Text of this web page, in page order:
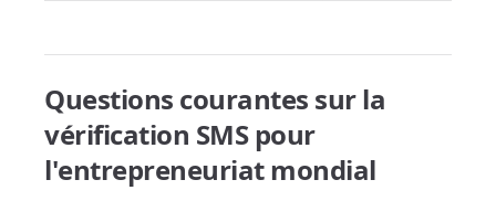
Questions courantes sur la
vérification SMS pour
l'entrepreneuriat mondial